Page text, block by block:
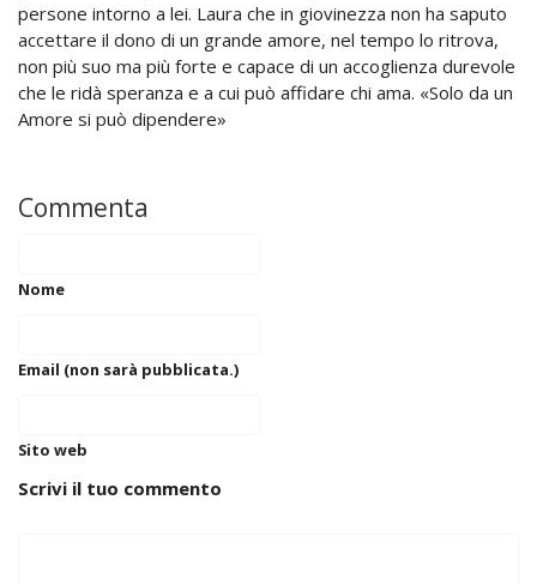
persone intorno a lei. Laura che in giovinezza non ha saputo
accettare il dono di un grande amore, nel tempo lo ritrova,
non più suo ma più forte e capace di un accoglienza durevole
che le ridà speranza e a cui può affidare chi ama. «Solo da un
Amore si può dipendere»
Commenta
Nome
Email (non sarà pubblicata.)
Sito web
Scrivi il tuo commento